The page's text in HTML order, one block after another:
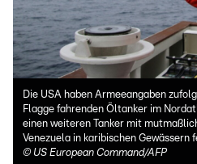
Die USA haben Armeeangaben
Flagge fahrenden Öltanker im
einen weiteren Tanker mit
Venezuela in karibischen Gewässern
© US European Command/AFP